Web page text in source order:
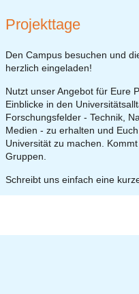
Projekttage
Den Campus besuchen und
herzlich eingeladen!
Nutzt unser Angebot für Eure
Einblicke in den
Forschungsfelder - Technik,
Medien - zu erhalten und
Universität zu machen.
Gruppen.
Schreibt uns einfach eine